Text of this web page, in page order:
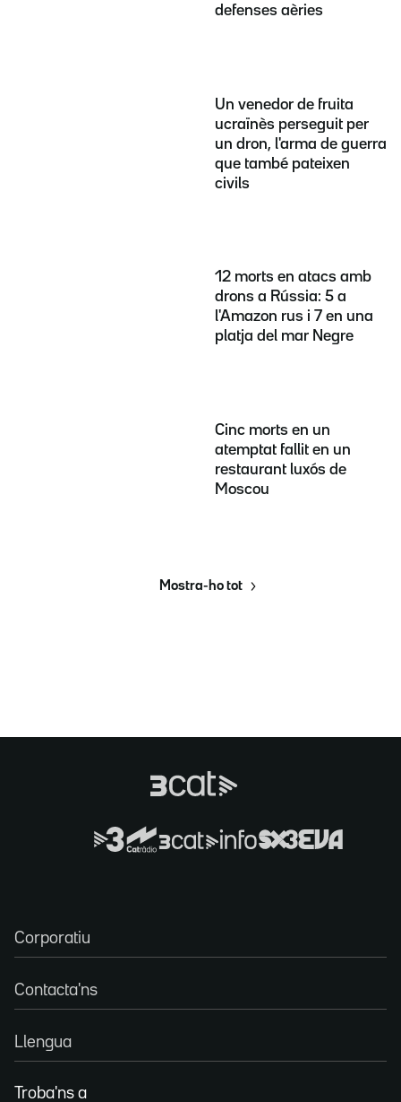
defenses aèries
Un venedor de fruita
ucraïnès perseguit per
un dron, l'arma de guerra
que també pateixen
civils
12 morts en atacs amb
drons a Rússia: 5 a
l'Amazon rus i 7 en una
platja del mar Negre
Cinc morts en un
atemptat fallit en un
restaurant luxós de
Moscou
Mostra-ho tot
Corporatiu
Contacta'ns
Llengua
Troba'ns a